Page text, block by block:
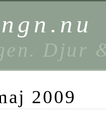
Djur
2009